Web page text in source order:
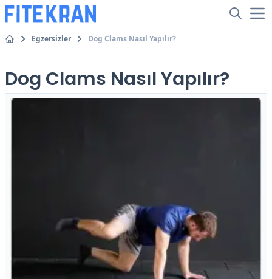
Egzersizler Dog Clams Nasıl Yapılır?
Dog Clams Nasıl Yapılır?